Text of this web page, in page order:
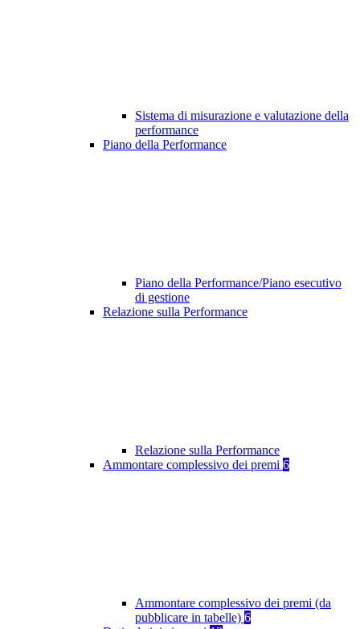
Sistema di misurazione e valutazione della
performance
Piano della Performance
Piano della Performance/Piano esecutivo
di gestione
Relazione sulla Performance
Relazione sulla Performance
Ammontare complessivo dei premi 6
Ammontare complessivo dei premi (da
pubblicare in tabelle) 6